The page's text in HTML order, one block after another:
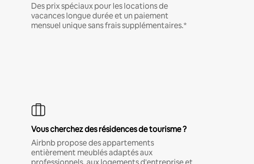
Des prix spéciaux pour les locations de
vacances longue durée et un paiement
mensuel unique sans frais supplémentaires.*
Vous cherchez des résidences de tourisme ?
Airbnb propose des appartements
entièrement meublés adaptés aux